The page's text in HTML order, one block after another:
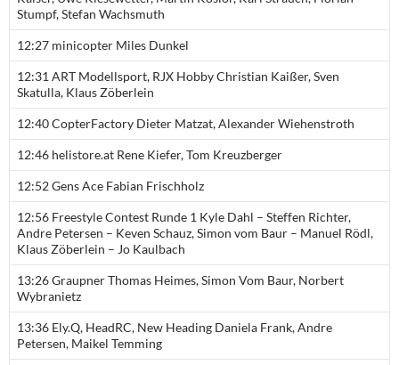
Stumpf, Stefan Wachsmuth
12:27 minicopter Miles Dunkel
12:31 ART Modellsport, RJX Hobby Christian Kaißer, Sven
Skatulla, Klaus Zöberlein
12:40 CopterFactory Dieter Matzat, Alexander Wiehenstroth
12:46 helistore.at Rene Kiefer, Tom Kreuzberger
12:52 Gens Ace Fabian Frischholz
12:56 Freestyle Contest Runde 1 Kyle Dahl – Steffen Richter,
Andre Petersen – Keven Schauz, Simon vom Baur – Manuel Rödl,
Klaus Zöberlein – Jo Kaulbach
13:26 Graupner Thomas Heimes, Simon Vom Baur, Norbert
Wybranietz
13:36 Ely.Q, HeadRC, New Heading Daniela Frank, Andre
Petersen, Maikel Temming